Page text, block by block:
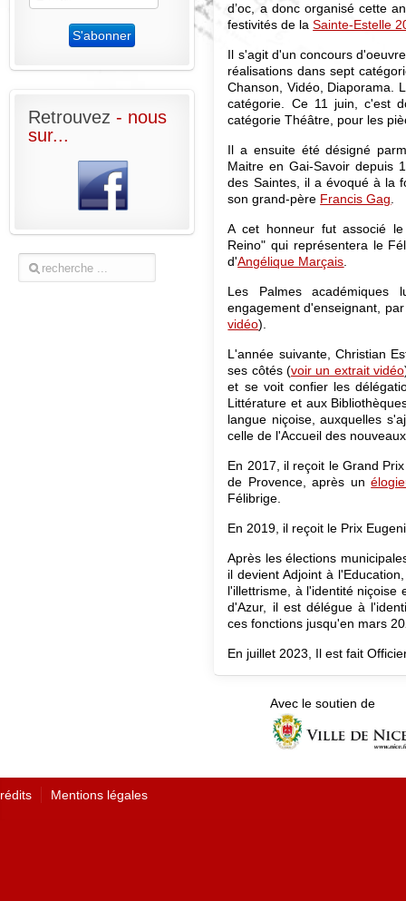
d’oc, a donc organisé cette
festivités de laSainte-Estelle
Il s'agit d'un concours
réalisations dans sept
Chanson, Vidéo, Diaporama.
catégorie. Ce 11 juin, c'est
catégorie Théâtre, pour les
Il a ensuite été désigné
Maitre en Gai-Savoir depuis
des Saintes, il a évoqué à la
son grand-père Francis Gag
A cet honneur fut associé
Reino" qui représentera le
d'Angélique Marçais
Les Palmes
engagement d'enseignant,
vidéo).
L'année suivante, Christian
ses côtés (voir un extrait vidéo
et se voit confier les
Littérature et aux
langue niçoise, auxquelles
celle de l'Accueil des
En 2017, il reçoit le Grand
de Provence, après un
Félibrige.
En 2019, il reçoit le Prix
Après les élections
il devient Adjoint à
l'illettrisme, à l'identité niçoise
d'Azur, il est délégue à
ces fonctions jusqu'en mars
En juillet 2023, Il est fait
Retrouvez - nous
sur...
Avec le soutien de
Mentions légales